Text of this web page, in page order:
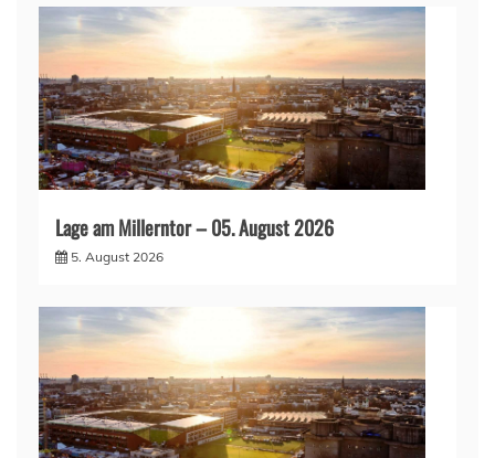
Lage am Millerntor – 05. August 2026
5. August 2026